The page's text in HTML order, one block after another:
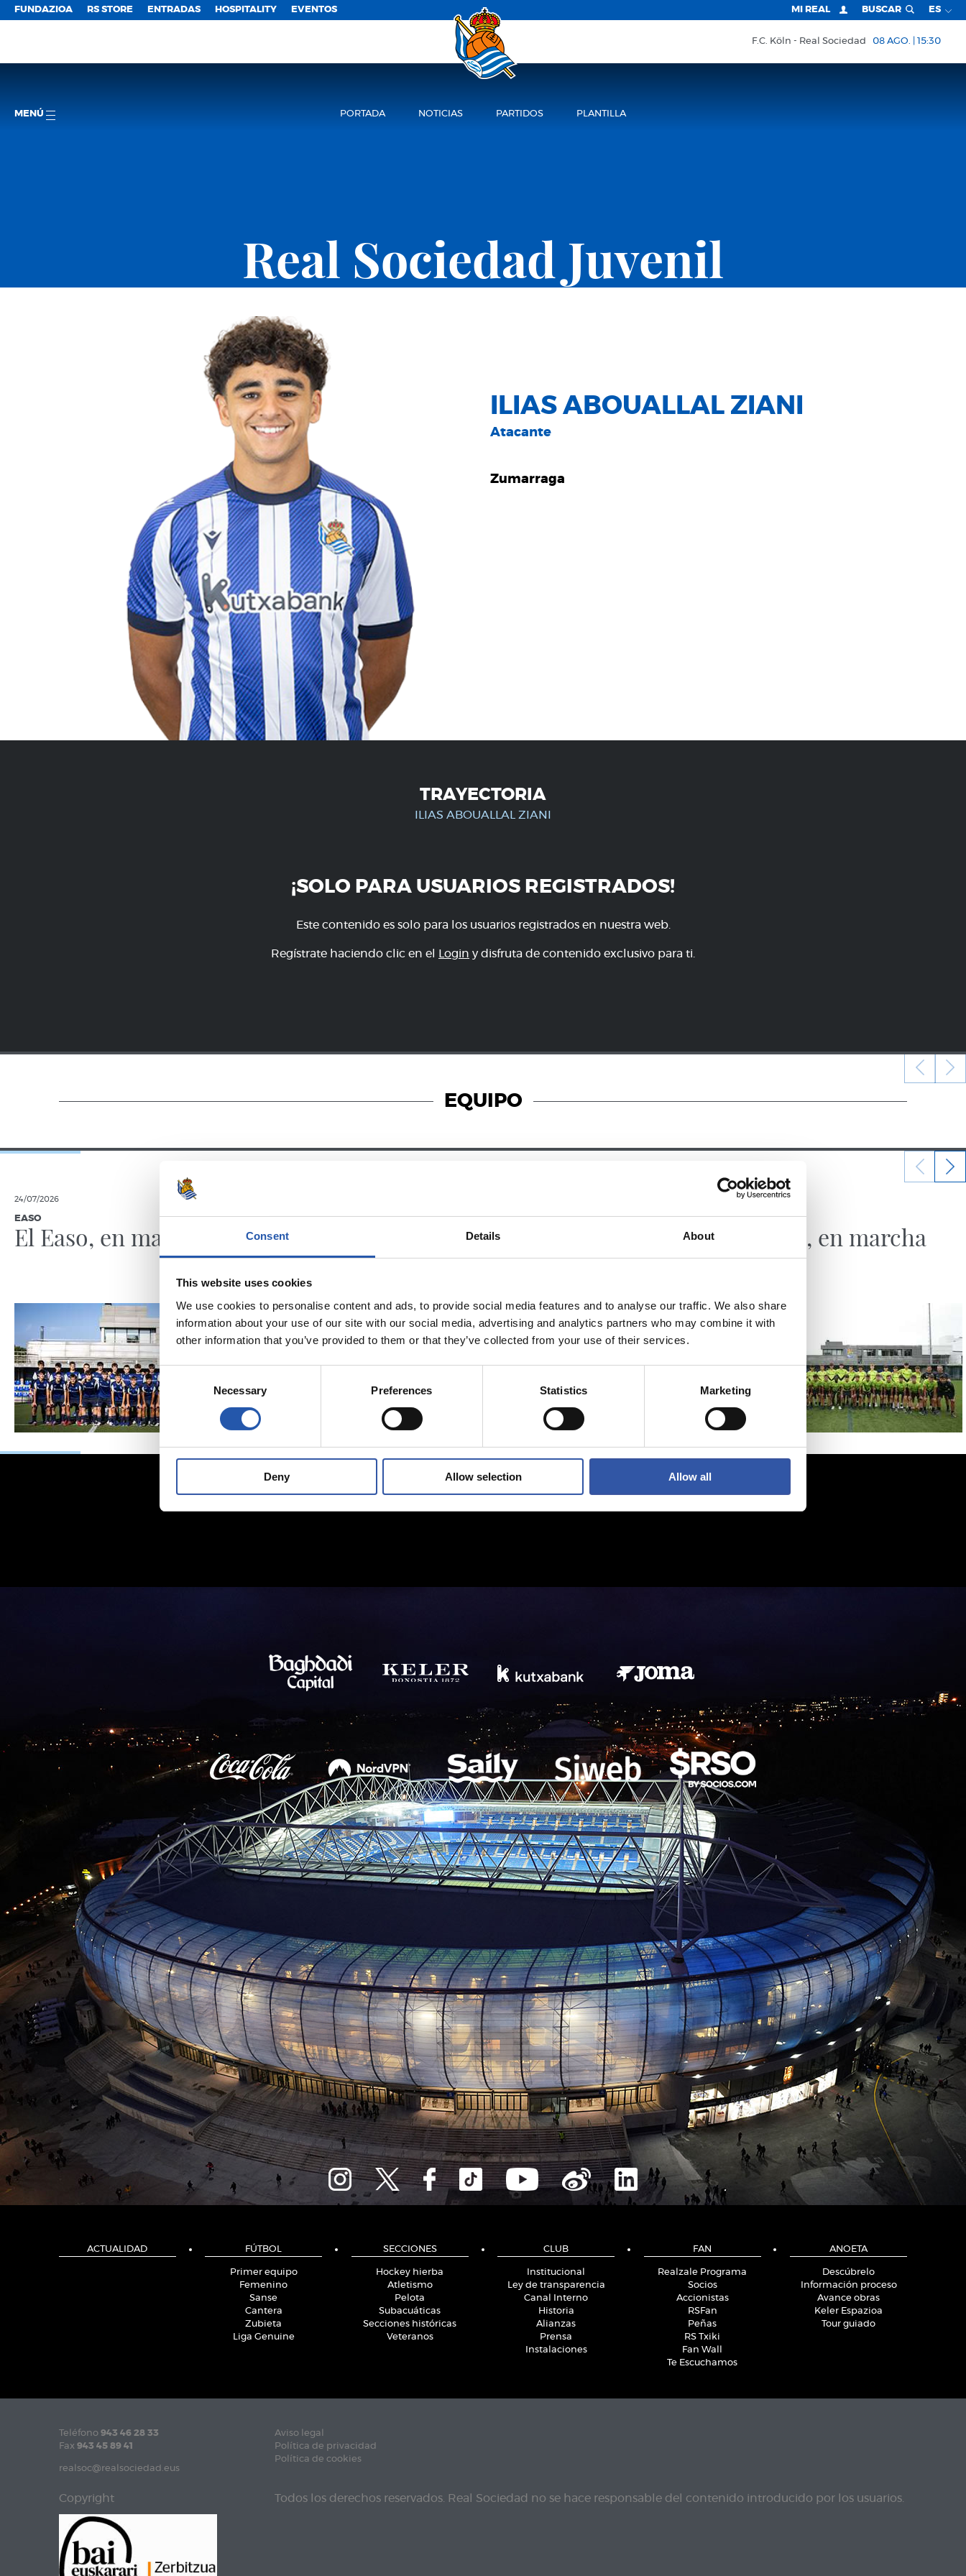
Consent Details About
This website uses cookies
We use cookies to personalise content and ads, to provide social media features and to analyse our traffic. We also share
information about your use of our site with our social media, advertising and analytics partners who may combine it with
other information that you’ve provided to them or that they’ve collected from your use of their services.
Consent
Selection
Necessary Preferences Statistics Marketing
Deny Allow selection Allow all
FUNDAZIOA RS STORE ENTRADAS HOSPITALITY EVENTOS MI REAL BUSCAR ES
F.C. Köln Real Sociedad 08 AGO. | 15:30
MENÚ PORTADA NOTICIAS PARTIDOS PLANTILLA
Real Sociedad Juvenil
ILIAS ABOUALLAL ZIANI
Atacante
Zumarraga
TRAYECTORIA
ILIAS ABOUALLAL ZIANI
¡SOLO PARA USUARIOS REGISTRADOS!
Este contenido es solo para los usuarios registrados en nuestra web.
Regístrate haciendo clic en el Login y disfruta de contenido exclusivo para ti.
EQUIPO
24/07/2026
EASO
El Easo, en marcha
EASO
El Easo, en marcha
ZUBIETA
En la K League
International Youth
24/07/2024
EASO
El Easo, en marcha
ACTUALIDAD FÚTBOL
Primer equipo
Femenino
Sanse
Cantera
Zubieta
Liga Genuine
SECCIONES
Hockey hierba
Atletismo
Pelota
Subacuáticas
Secciones históricas
Veteranos
CLUB
Institucional
Ley de transparencia
Canal Interno
Historia
Alianzas
Prensa
Instalaciones
FAN
Realzale Programa
Socios
Accionistas
RSFan
Peñas
RS Txiki
Fan Wall
Te Escuchamos
ANOETA
Descúbrelo
Información proceso
Avance obras
Keler Espazioa
Tour guiado
Teléfono 943 46 28 33
Fax 943 45 89 41
realsoc@realsociedad.eus
Aviso legal
Política de privacidad
Política de cookies
Copyright Todos los derechos reservados. Real Sociedad no se hace responsable del contenido introducido por los usuarios.